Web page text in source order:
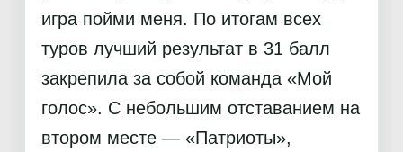
игра пойми меня. По итогам всех
туров лучший результат в 31 балл
закрепила за собой команда «Мой
голос». С небольшим отставанием на
втором месте — «Патриоты»,